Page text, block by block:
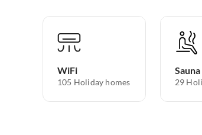
WiFi
105 Holiday homes
Sauna
29